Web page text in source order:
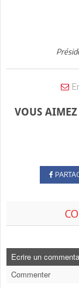
VOUS AIMEZ
Ecrire un
Commenter